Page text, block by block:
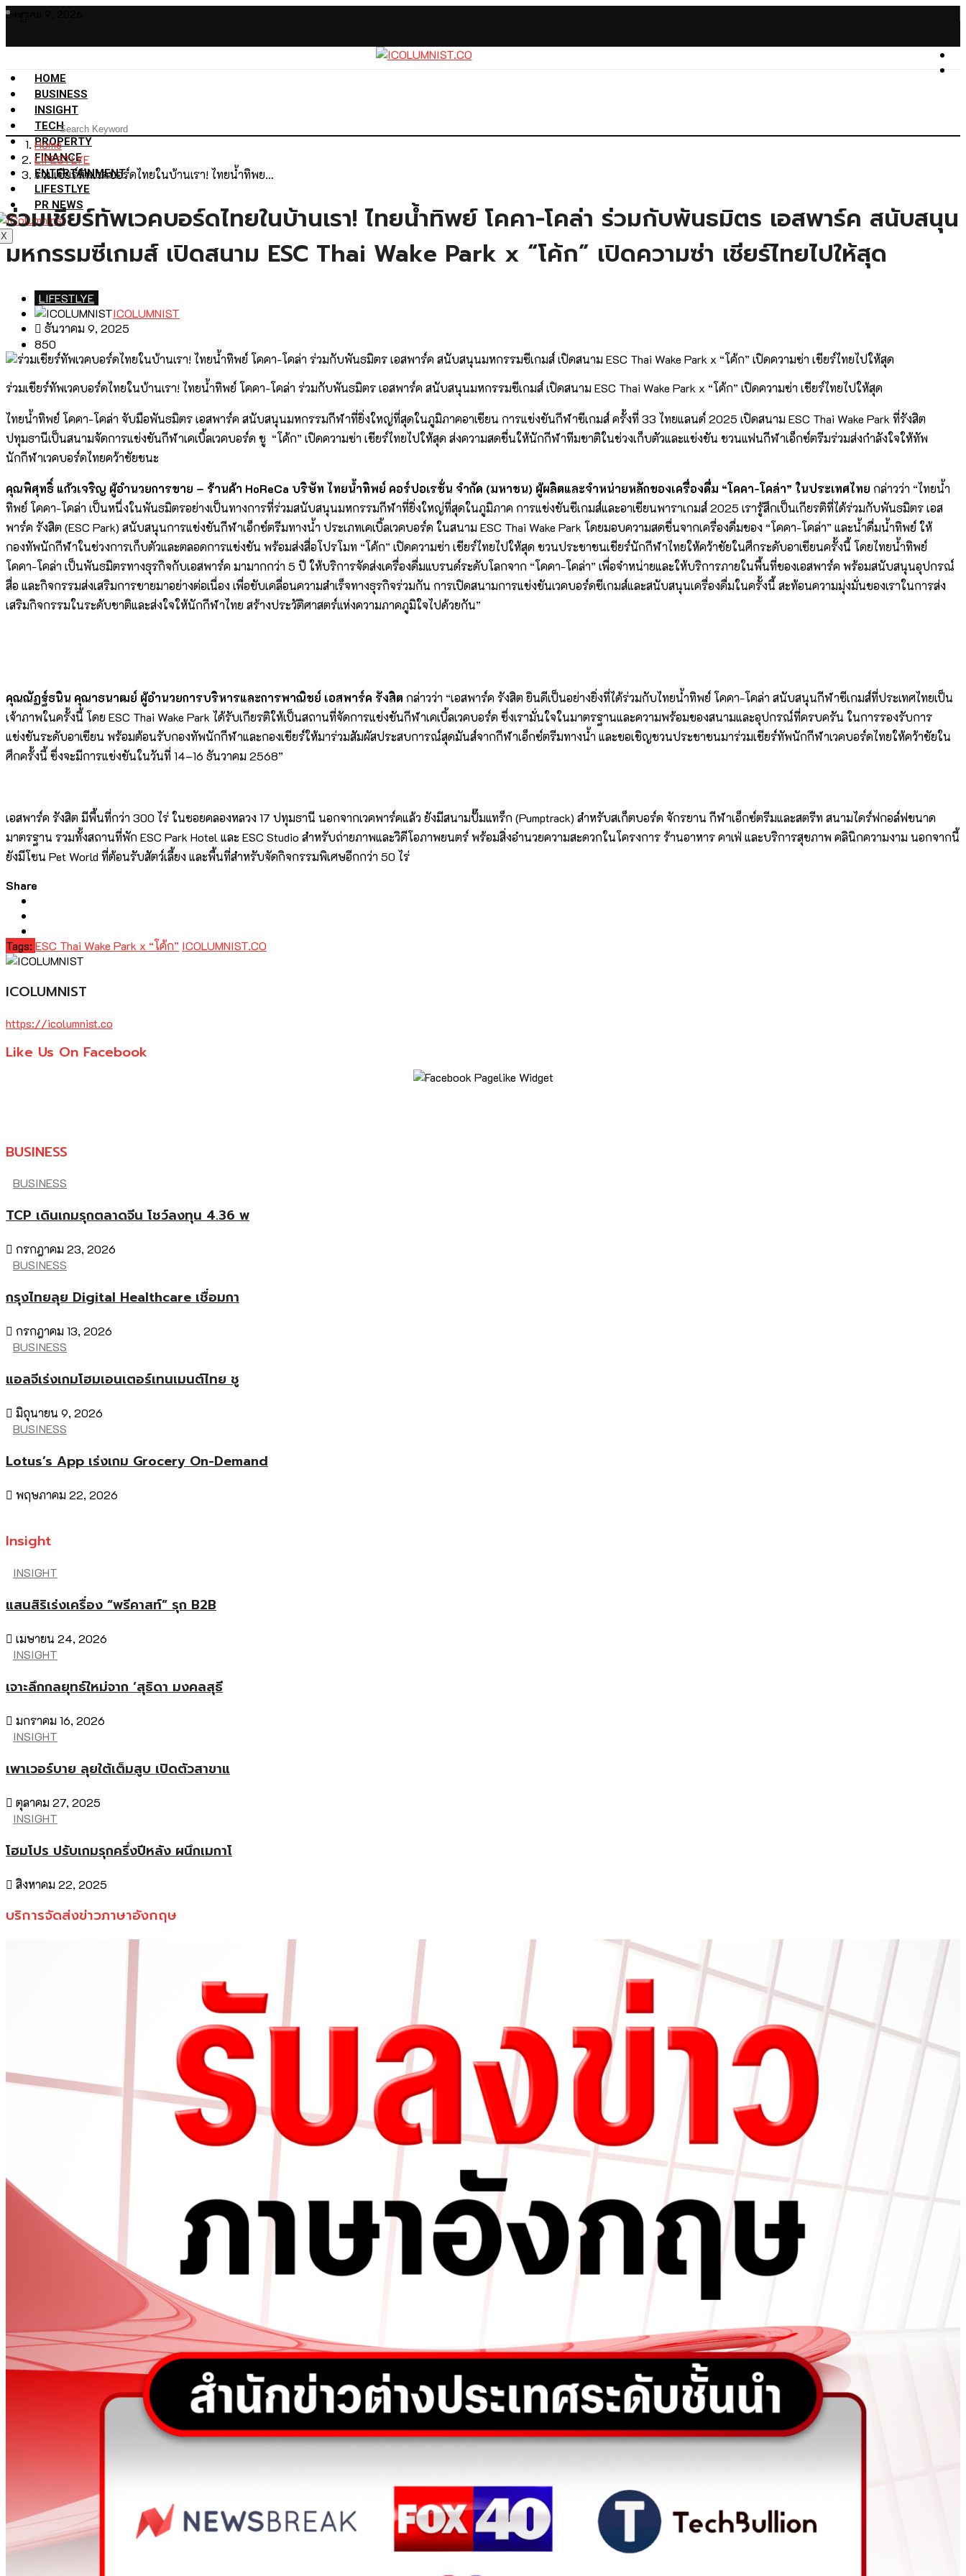
สิงหาคม 9, 2026
HOME
BUSINESS
INSIGHT
TECH
PROPERTY
FINANCE
ENTERTAINMENT
LIFESTLYE
PR NEWS
X
Home
LIFESTLYE
ร่วมเชียร์ทัพเวคบอร์ดไทยในบ้านเรา! ไทยน้ำทิพย…
ร่วมเชียร์ทัพเวคบอร์ดไทยในบ้านเรา! ไทยน้ำทิพย์ โคคา-โคล่า ร่วมกับพันธมิตร เอสพาร์ค สนับสนุน
มหกรรมซีเกมส์ เปิดสนาม ESC Thai Wake Park x “โค้ก” เปิดความซ่า เชียร์ไทยไปให้สุด
LIFESTLYE
ICOLUMNIST
ธันวาคม 9, 2025
850
ร่วมเชียร์ทัพเวคบอร์ดไทยในบ้านเรา! ไทยน้ำทิพย์ โคคา-โคล่า ร่วมกับพันธมิตร เอสพาร์ค สนับสนุนมหกรรมซีเกมส์ เปิดสนาม ESC Thai Wake Park x “โค้ก” เปิดความซ่า เชียร์ไทยไปให้สุด
ไทยน้ำทิพย์ โคคา-โคล่า จับมือพันธมิตร เอสพาร์ค สนับสนุนมหกรรมกีฬาที่ยิ่งใหญ่ที่สุดในภูมิภาคอาเซียน การแข่งขันกีฬาซีเกมส์ ครั้งที่ 33 ไทยแลนด์ 2025 เปิดสนาม ESC Thai Wake Park ที่รังสิต
ปทุมธานีเป็นสนามจัดการแข่งขันกีฬาเคเบิ้ลเวคบอร์ด ชู “โค้ก” เปิดความซ่า เชียร์ไทยไปให้สุด ส่งความสดชื่นให้นักกีฬาทีมชาติในช่วงเก็บตัวและแข่งขัน ชวนแฟนกีฬาเอ็กซ์ตรีมร่วมส่งกำลังใจให้ทัพ
นักกีฬาเวคบอร์ดไทยคว้าชัยชนะ
คุณพิศุทธิ์ แก้วเจริญ ผู้อำนวยการขาย – ร้านค้า HoReCa บริษัท ไทยน้ำทิพย์ คอร์ปอเรชั่น จำกัด (มหาชน) ผู้ผลิตและจำหน่ายหลักของเครื่องดื่ม “โคคา-โคล่า” ในประเทศไทย กล่าวว่า “ไทยน้ำ
ทิพย์ โคคา-โคล่า เป็นหนึ่งในพันธมิตรอย่างเป็นทางการที่ร่วมสนับสนุนมหกรรมกีฬาที่ยิ่งใหญ่ที่สุดในภูมิภาค การแข่งขันซีเกมส์และอาเซียนพาราเกมส์ 2025 เรารู้สึกเป็นเกียรติที่ได้ร่วมกับพันธมิตร เอส
พาร์ค รังสิต (ESC Park) สนับสนุนการแข่งขันกีฬาเอ็กซ์ตรีมทางน้ำ ประเภทเคเบิ้ลเวคบอร์ด ในสนาม ESC Thai Wake Park โดยมอบความสดชื่นจากเครื่องดื่มของ “โคคา-โคล่า” และน้ำดื่มน้ำทิพย์ ให้
กองทัพนักกีฬาในช่วงการเก็บตัวและตลอดการแข่งขัน พร้อมส่งสื่อโปรโมท “โค้ก” เปิดความซ่า เชียร์ไทยไปให้สุด ชวนประชาชนเชียร์นักกีฬาไทยให้คว้าชัยในศึกระดับอาเซียนครั้งนี้ โดยไทยน้ำทิพย์
โคคา-โคล่า เป็นพันธมิตรทางธุรกิจกับเอสพาร์ค มามากกว่า 5 ปี ให้บริการจัดส่งเครื่องดื่มแบรนด์ระดับโลกจาก “โคคา-โคล่า” เพื่อจำหน่ายและให้บริการภายในพื้นที่ของเอสพาร์ค พร้อมสนับสนุนอุปกรณ์
สื่อ และกิจกรรมส่งเสริมการขายมาอย่างต่อเนื่อง เพื่อขับเคลื่อนความสำเร็จทางธุรกิจร่วมกัน การเปิดสนามการแข่งขันเวคบอร์ดซีเกมส์และสนับสนุนเครื่องดื่มในครั้งนี้ สะท้อนความมุ่งมั่นของเราในการส่ง
เสริมกิจกรรมในระดับชาติและส่งใจให้นักกีฬาไทย สร้างประวัติศาสตร์แห่งความภาคภูมิใจไปด้วยกัน”
คุณณัฏฐ์ธนิน คุณาธนาฒย์ ผู้อำนวยการบริหารและการพาณิชย์ เอสพาร์ค รังสิต กล่าวว่า “เอสพาร์ค รังสิต ยินดีเป็นอย่างยิ่งที่ได้ร่วมกับไทยน้ำทิพย์ โคคา-โคล่า สนับสนุนกีฬาซีเกมส์ที่ประเทศไทยเป็น
เจ้าภาพในครั้งนี้ โดย ESC Thai Wake Park ได้รับเกียรติให้เป็นสถานที่จัดการแข่งขันกีฬาเคเบิ้ลเวคบอร์ด ซึ่งเรามั่นใจในมาตรฐานและความพร้อมของสนามและอุปกรณ์ที่ครบครัน ในการรองรับการ
แข่งขันระดับอาเซียน พร้อมต้อนรับกองทัพนักกีฬาและกองเชียร์ให้มาร่วมสัมผัสประสบการณ์สุดมันส์จากกีฬาเอ็กซ์ตรีมทางน้ำ และขอเชิญชวนประชาชนมาร่วมเชียร์ทัพนักกีฬาเวคบอร์ดไทยให้คว้าชัยใน
ศึกครั้งนี้ ซึ่งจะมีการแข่งขันในวันที่ 14–16 ธันวาคม 2568”
เอสพาร์ค รังสิต มีพื้นที่กว่า 300 ไร่ ในซอยคลองหลวง 17 ปทุมธานี นอกจากเวคพาร์คแล้ว ยังมีสนามปั๊มแทร็ก (Pumptrack) สำหรับสเก็ตบอร์ด จักรยาน กีฬาเอ็กซ์ตรีมและสตรีท สนามไดร์ฟกอล์ฟขนาด
มาตรฐาน รวมทั้งสถานที่พัก ESC Park Hotel และ ESC Studio สำหรับถ่ายภาพและวิดีโอภาพยนตร์ พร้อมสิ่งอำนวยความสะดวกในโครงการ ร้านอาหาร คาเฟ่ และบริการสุขภาพ คลินิกความงาม นอกจากนี้
ยังมีโซน Pet World ที่ต้อนรับสัตว์เลี้ยง และพื้นที่สำหรับจัดกิจกรรมพิเศษอีกกว่า 50 ไร่
Share
Tags: ESC Thai Wake Park x “โค้ก” ICOLUMNIST.CO
ICOLUMNIST
https://icolumnist.co
Like Us On Facebook
BUSINESS
BUSINESS
TCP เดินเกมรุกตลาดจีน โชว์ลงทุน 4.36 พ
กรกฎาคม 23, 2026
BUSINESS
กรุงไทยลุย Digital Healthcare เชื่อมกา
กรกฎาคม 13, 2026
BUSINESS
แอลจีเร่งเกมโฮมเอนเตอร์เทนเมนต์ไทย ชู
มิถุนายน 9, 2026
BUSINESS
Lotus’s App เร่งเกม Grocery On-Demand
พฤษภาคม 22, 2026
Insight
INSIGHT
แสนสิริเร่งเครื่อง “พรีคาสท์” รุก B2B
เมษายน 24, 2026
INSIGHT
เจาะลึกกลยุทธ์ใหม่จาก ‘สุธิดา มงคลสุธี
มกราคม 16, 2026
INSIGHT
เพาเวอร์บาย ลุยใต้เต็มสูบ เปิดตัวสาขาแ
ตุลาคม 27, 2025
INSIGHT
โฮมโปร ปรับเกมรุกครึ่งปีหลัง ผนึกเมกาโ
สิงหาคม 22, 2025
บริการจัดส่งข่าวภาษาอังกฤษ